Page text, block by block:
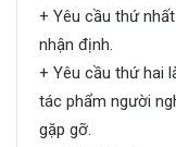
+ Yêu cầu thứ
nhận định.
+ Yêu cầu thứ hai
tác phẩm người
gặp gỡ.